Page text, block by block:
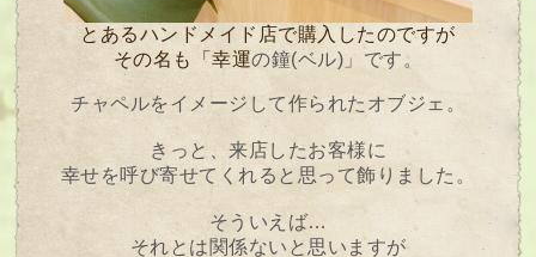
とあるハンドメイド店で購入したのですが
その名も「幸運の鐘(ベル)」です。
チャペルをイメージして作られたオブジェ。
きっと、来店したお客様に
幸せを呼び寄せてくれると思って飾りました。
そういえば…
それとは関係ないと思いますが